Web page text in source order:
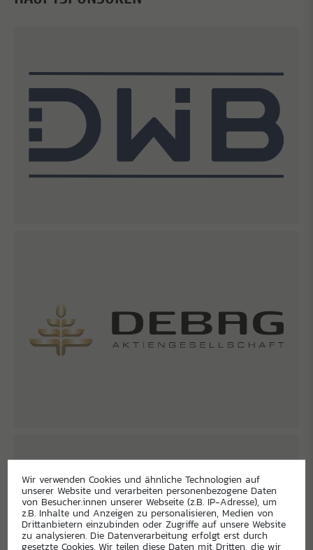
Wir verwenden Cookies und ähnliche Technologien auf
unserer Website und verarbeiten personenbezogene Daten
von Besucher:innen unserer Webseite (z.B. IP-Adresse), um
z.B. Inhalte und Anzeigen zu personalisieren, Medien von
Drittanbietern einzubinden oder Zugriffe auf unsere Website
zu analysieren. Die Datenverarbeitung erfolgt erst durch
gesetzte Cookies. Wir teilen diese Daten mit Dritten, die wir